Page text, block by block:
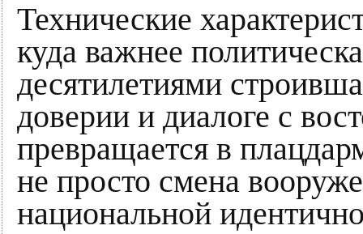
Технические
куда важнее
десятилетиями
доверии и диалоге с
превращается в
не просто смена
национальной